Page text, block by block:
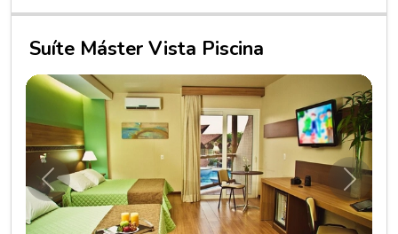
Suíte Máster Vista Piscina
Anterior